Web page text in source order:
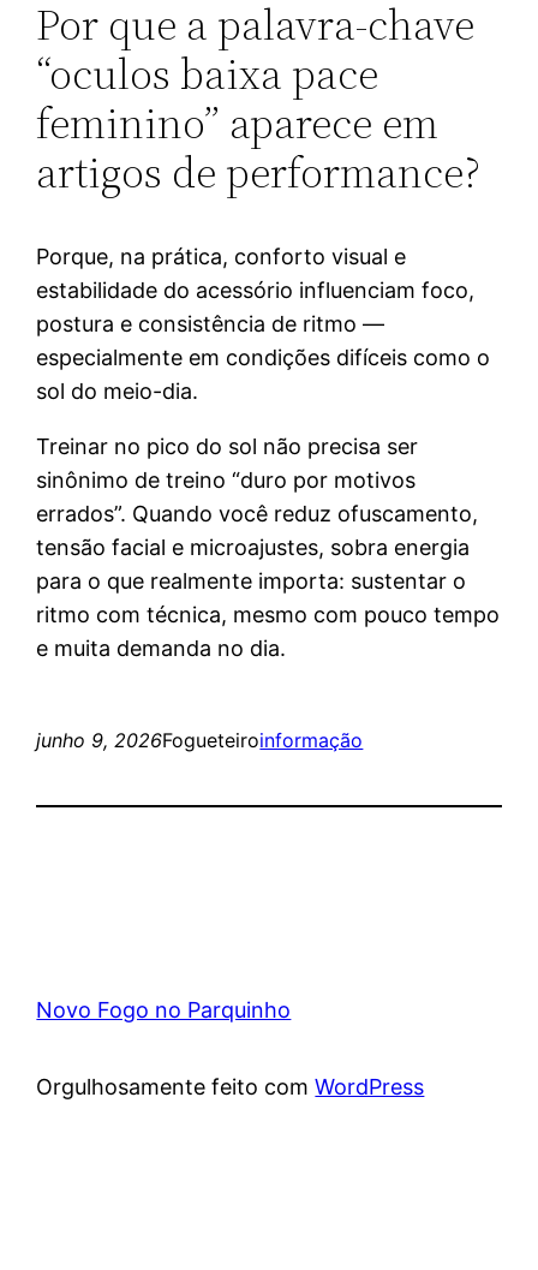
Por que a palavra-chave
“oculos baixa pace
feminino” aparece em
artigos de performance?
Porque, na prática, conforto visual e
estabilidade do acessório influenciam foco,
postura e consistência de ritmo —
especialmente em condições difíceis como o
sol do meio-dia.
Treinar no pico do sol não precisa ser
sinônimo de treino “duro por motivos
errados”. Quando você reduz ofuscamento,
tensão facial e microajustes, sobra energia
para o que realmente importa: sustentar o
ritmo com técnica, mesmo com pouco tempo
e muita demanda no dia.
junho 9, 2026Fogueteiroinformação
Novo Fogo no Parquinho
Orgulhosamente feito comWordPress